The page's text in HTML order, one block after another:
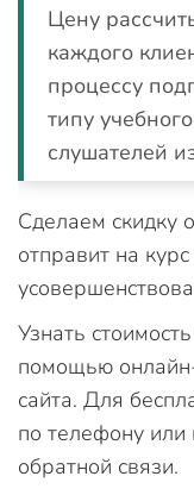
Цену
каждого
процессу
типу
слушателей
Сделаем скидку
отправит на
Узнать
помощью
сайта. Для
по телефону или
обратной связи.